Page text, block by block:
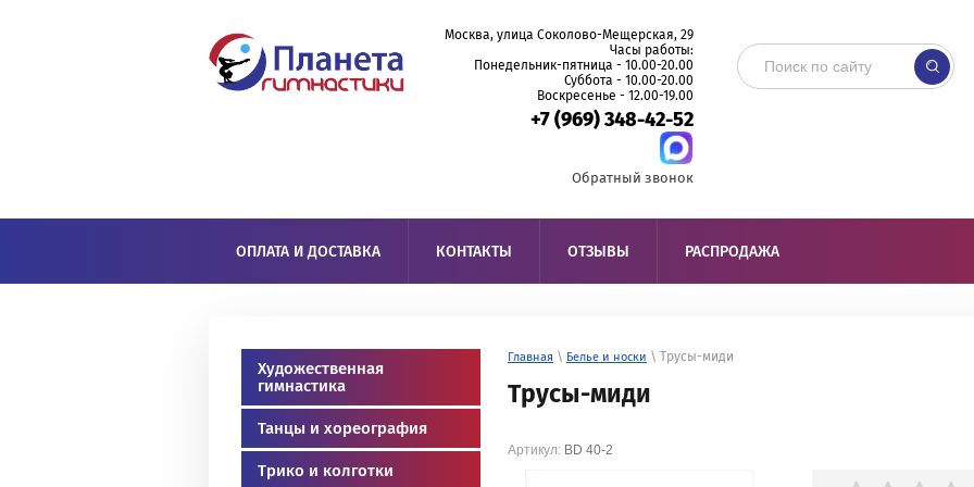
Москва, улица Соколово-Мещерская, 29
Часы работы:
Понедельник-пятница - 10.00-20.00
Суббота - 10.00-20.00
Воскресенье - 12.00-19.00
+7 (969) 348-42-52
Обратный звонок
ОПЛАТА И ДОСТАВКА КОНТАКТЫ ОТЗЫВЫ РАСПРОДАЖА
Художественная
гимнастика
Танцы и хореография
Трико и колготки
Главная \ Белье и носки \ Трусы-миди
Трусы-миди
Артикул: BD 40-2